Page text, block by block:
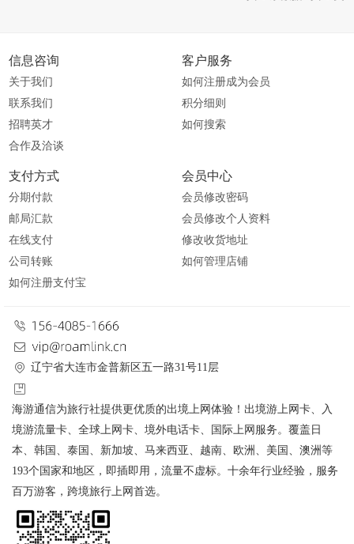
信息咨询
关于我们
联系我们
招聘英才
合作及洽谈
客户服务
如何注册成为会员
积分细则
如何搜索
支付方式
分期付款
邮局汇款
在线支付
公司转账
如何注册支付宝
会员中心
会员修改密码
会员修改个人资料
修改收货地址
如何管理店铺
辽宁省大连市金普新区五一路31号11层
海游通信为旅行社提供更优质的出境上网体验！出境游上网卡、入
境游流量卡、全球上网卡、境外电话卡、国际上网服务。覆盖日
本、韩国、泰国、新加坡、马来西亚、越南、欧洲、美国、澳洲等
193个国家和地区，即插即用，流量不虚标。十余年行业经验，服务
百万游客，跨境旅行上网首选。